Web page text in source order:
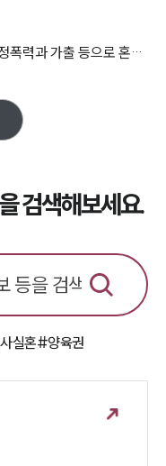
기
[이혼 및 양육비 청구 소송] 상습적인 가정폭력과 가출 등으로 혼인관계를 파탄 낸 남편을 상대로 소 제기
검색해보세요.
실혼#양육권